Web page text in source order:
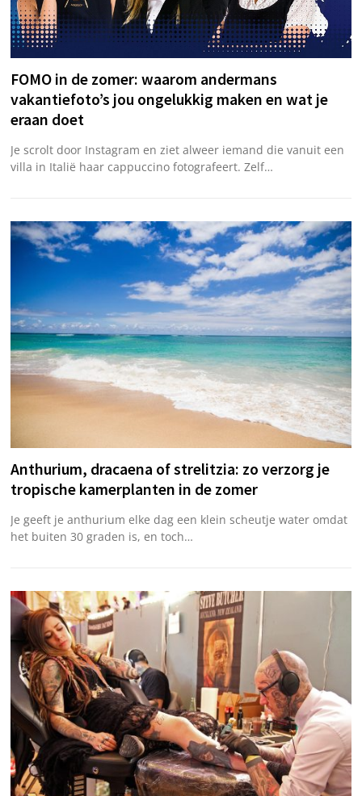
FOMO in de zomer: waarom andermans
vakantiefoto’s jou ongelukkig maken en wat je
eraan doet
Je scrolt door Instagram en ziet alweer iemand die vanuit een
villa in Italië haar cappuccino fotografeert. Zelf…
Anthurium, dracaena of strelitzia: zo verzorg je
tropische kamerplanten in de zomer
Je geeft je anthurium elke dag een klein scheutje water omdat
het buiten 30 graden is, en toch…